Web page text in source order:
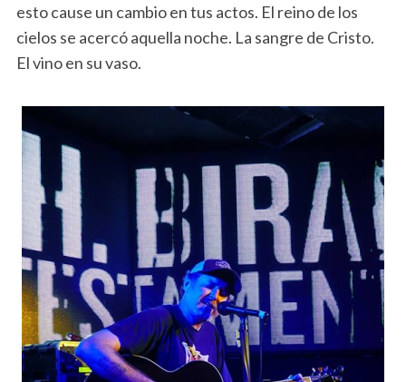
esto cause un cambio en tus actos. El reino de los
cielos se acercó aquella noche. La sangre de Cristo.
El vino en su vaso.